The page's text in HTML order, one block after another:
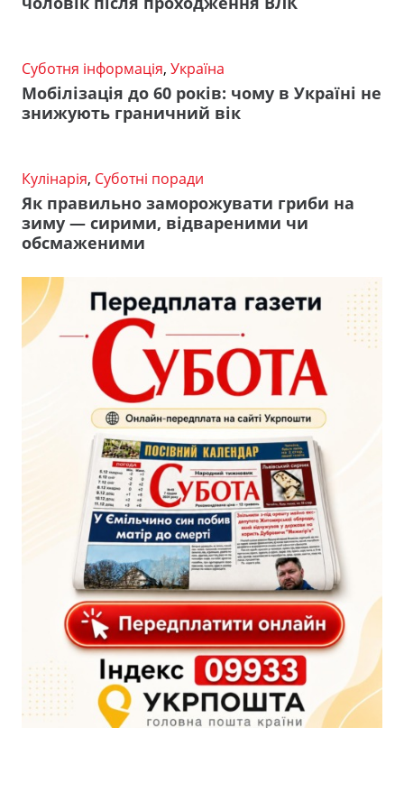
Суботня інформація, Україна
Мобілізація до 60 років: чому в Україні не
знижують граничний вік
Кулінарія, Суботні поради
Як правильно заморожувати гриби на
зиму — сирими, відвареними чи
обсмаженими